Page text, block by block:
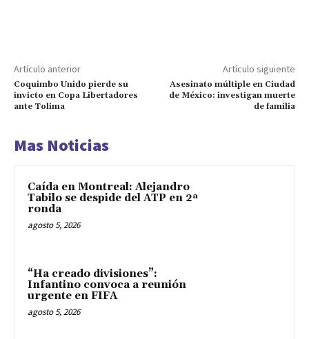
Artículo anterior
Coquimbo Unido pierde su
invicto en Copa Libertadores
ante Tolima
Artículo siguiente
Asesinato múltiple en Ciudad
de México: investigan muerte
de familia
Mas Noticias
Caída en Montreal: Alejandro
Tabilo se despide del ATP en 2ª
ronda
agosto 5, 2026
“Ha creado divisiones”:
Infantino convoca a reunión
urgente en FIFA
agosto 5, 2026